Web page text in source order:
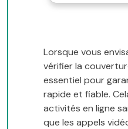
Lorsque vous
vérifier la
essentiel pour
rapide et fiable.
activités en ligne
que les appels